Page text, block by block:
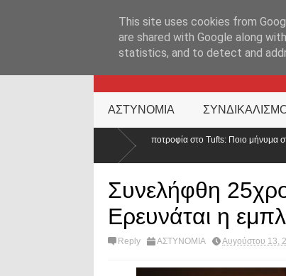
KATEHACKER
ΑΣΤΥΝΟΜΙΑ
για υποτροφία στο Tufts: Ποιο μήνυμα στέλνει η ΕΛ.ΑΣ. σε ένα από τα
Συνελήφθη
Ερευνάται η
Reply ΑΣΤΥΝΟΜΙΑ Αυγούστου 13,
This site uses cookies from
are shared with Google along
statistics, and to detect and